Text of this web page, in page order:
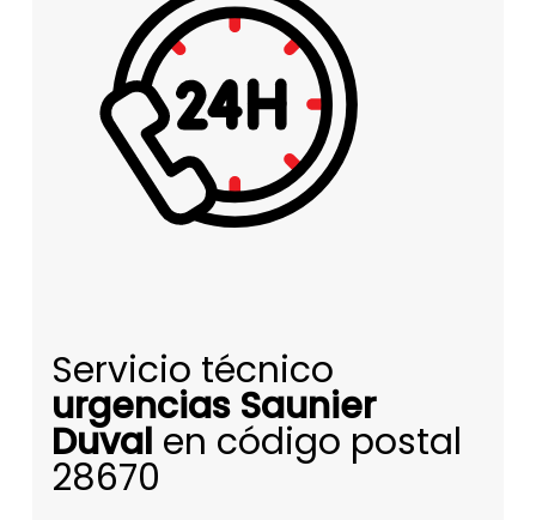
Servicio técnico
urgencias Saunier
Duval en código postal
28670